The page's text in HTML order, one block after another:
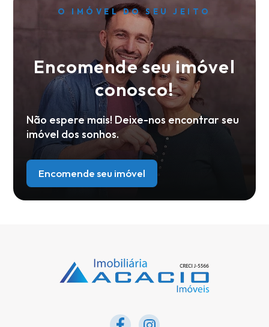
O IMÓVEL DO SEU JEITO
Encomende seu imóvel
conosco!
Não espere mais! Deixe-nos encontrar seu
imóvel dos sonhos.
Encomende seu imóvel